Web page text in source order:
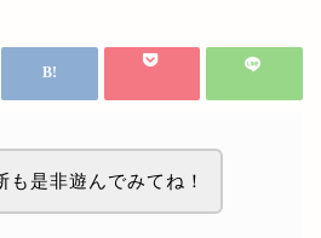
も是非遊んでみてね！